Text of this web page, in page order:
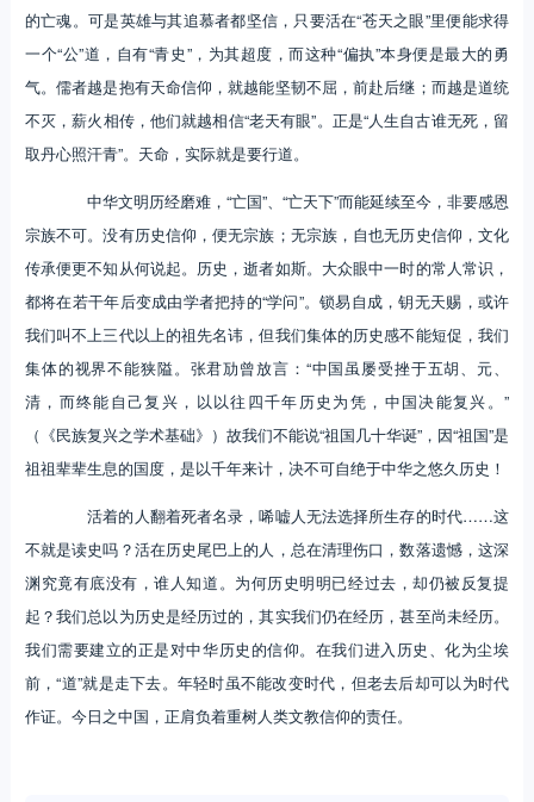
的亡魂。可是英雄与其追慕者都坚信，只要活在“苍天之眼”里便能求得
一个“公”道，自有“青史”，为其超度，而这种“偏执”本身便是最大的勇
气。儒者越是抱有天命信仰，就越能坚韧不屈，前赴后继；而越是道统
不灭，薪火相传，他们就越相信“老天有眼”。正是“人生自古谁无死，留
取丹心照汗青”。天命，实际就是要行道。
中华文明历经磨难，“亡国”、“亡天下”而能延续至今，非要感恩
宗族不可。没有历史信仰，便无宗族；无宗族，自也无历史信仰，文化
传承便更不知从何说起。历史，逝者如斯。大众眼中一时的常人常识，
都将在若干年后变成由学者把持的“学问”。锁易自成，钥无天赐，或许
我们叫不上三代以上的祖先名讳，但我们集体的历史感不能短促，我们
集体的视界不能狭隘。张君劢曾放言：“中国虽屡受挫于五胡、元、
清，而终能自己复兴，以以往四千年历史为凭，中国决能复兴。”
（《民族复兴之学术基础》）故我们不能说“祖国几十华诞”，因“祖国”是
祖祖辈辈生息的国度，是以千年来计，决不可自绝于中华之悠久历史！
活着的人翻着死者名录，唏嘘人无法选择所生存的时代……这
不就是读史吗？活在历史尾巴上的人，总在清理伤口，数落遗憾，这深
渊究竟有底没有，谁人知道。为何历史明明已经过去，却仍被反复提
起？我们总以为历史是经历过的，其实我们仍在经历，甚至尚未经历。
我们需要建立的正是对中华历史的信仰。在我们进入历史、化为尘埃
前，“道”就是走下去。年轻时虽不能改变时代，但老去后却可以为时代
作证。今日之中国，正肩负着重树人类文教信仰的责任。